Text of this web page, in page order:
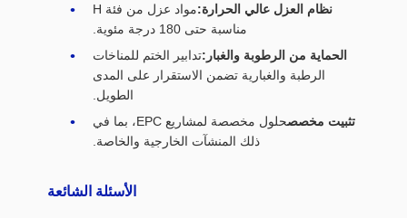
نظام العزل عالي الحرارة:
مواد عزل من فئة H
مناسبة حتى 180 درجة مئوية.
الحماية من الرطوبة والغبار:تدابير الختم للمناخات
الرطبة والغبارية تضمن الاستقرار على المدى
الطويل.
تثبيت مخصص
حلول مخصصة لمشاريع EPC، بما في
ذلك المنشآت الخارجية والخاصة.
الأسئلة الشائعة